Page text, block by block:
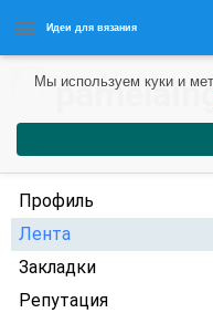
Идеи для вязания
Профиль
Лента
Закладки
Репутация
Мы используем куки и